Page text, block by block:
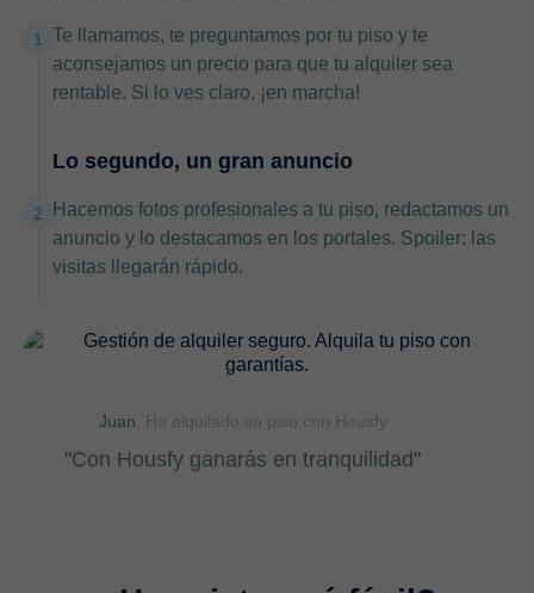
Juan. Ha alquilado su piso con Housfy
"Con Housfy ganarás en tranquilidad"
1
Te llamamos, te preguntamos por tu piso y te
aconsejamos un precio para que tu alquiler sea
rentable. Si lo ves claro, ¡en marcha!
2
Lo segundo, un gran anuncio
Hacemos fotos profesionales a tu piso, redactamos un
anuncio y lo destacamos en los portales. Spoiler: las
visitas llegarán rápido.